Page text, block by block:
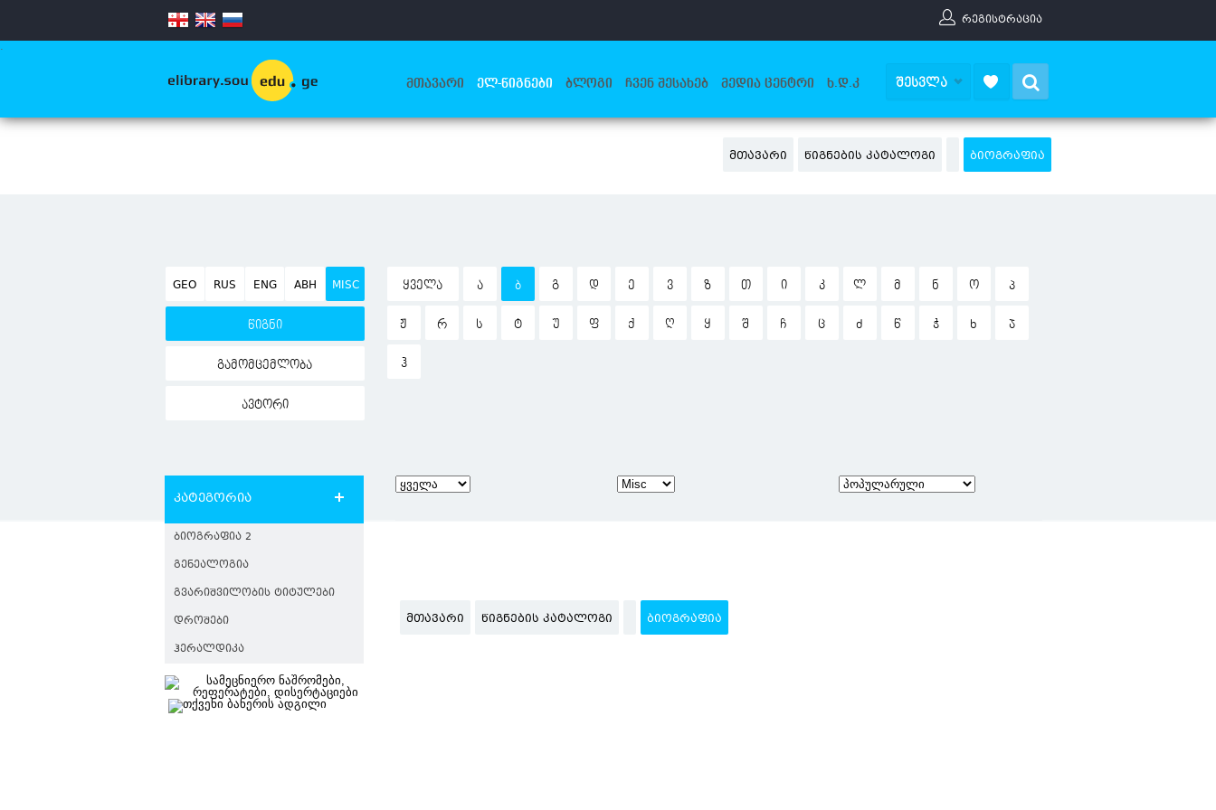
ᲠᲔᲒᲘᲡᲢᲠᲐᲪᲘᲐ
.
ᲛᲗᲐᲕᲐᲠᲘ ᲔᲚ-ᲬᲘᲒᲜᲔᲑᲘ ᲑᲚᲝᲒᲘ ᲩᲕᲔᲜ ᲨᲔᲡᲐᲮᲔᲑ ᲛᲔᲓᲘᲐ ᲪᲔᲜᲢᲠᲘ Ხ.Დ.Კ ᲨᲔᲡᲕᲚᲐ
ᲛᲗᲐᲕᲐᲠᲘ ᲬᲘᲒᲜᲔᲑᲘᲡ ᲙᲐᲢᲐᲚᲝᲒᲘ ᲑᲘᲝᲒᲠᲐᲤᲘᲐ
GEO RUS ENG ABH MISC
წიგნი
გამომცემლობა
ავტორი
ᲧᲕᲔᲚᲐ Ა Ბ Გ Დ Ე Ვ Ზ Თ Ი Კ Ლ Მ Ნ Ო Პ
Ჟ Რ Ს Ტ Უ Ფ Ქ Ღ Ყ Შ Ჩ Ც Ძ Წ Ჭ Ხ Ჯ
Ჰ
კატეგორია
ᲑᲘᲝᲒᲠᲐᲤᲘᲐ 2
ᲒᲔᲜᲔᲐᲚᲝᲒᲘᲐ
ᲒᲕᲐᲠᲘᲨᲕᲘᲚᲝᲑᲘᲡ ᲢᲘᲢᲣᲚᲔᲑᲘ
ᲓᲠᲝᲨᲔᲑᲘ
ᲰᲔᲠᲐᲚᲓᲘᲙᲐ
ᲛᲗᲐᲕᲐᲠᲘ ᲬᲘᲒᲜᲔᲑᲘᲡ ᲙᲐᲢᲐᲚᲝᲒᲘ ᲑᲘᲝᲒᲠᲐᲤᲘᲐ